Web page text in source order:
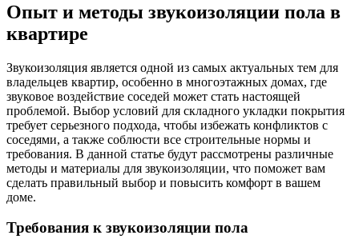
Опыт и методы звукоизоляции пола в
квартире
Звукоизоляция является одной из самых актуальных тем для
владельцев квартир, особенно в многоэтажных домах, где
звуковое воздействие соседей может стать настоящей
проблемой. Выбор условий для складного укладки покрытия
требует серьезного подхода, чтобы избежать конфликтов с
соседями, а также соблюсти все строительные нормы и
требования. В данной статье будут рассмотрены различные
методы и материалы для звукоизоляции, что поможет вам
сделать правильный выбор и повысить комфорт в вашем
доме.
Требования к звукоизоляции пола